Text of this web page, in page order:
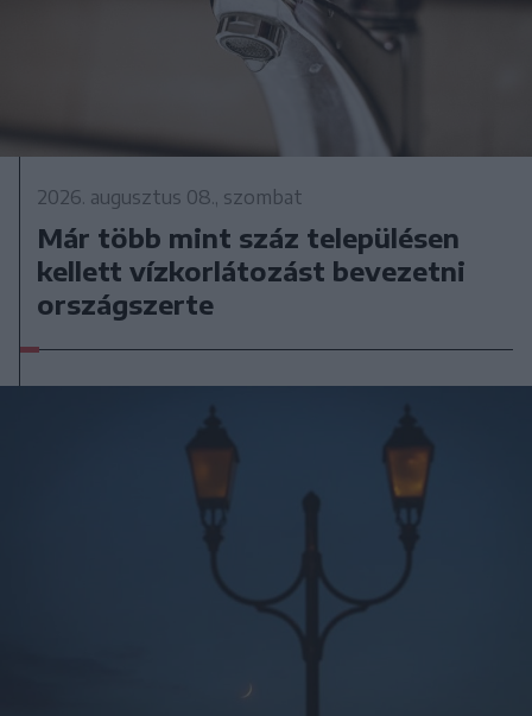
2026. augusztus 08., szombat
Már több mint száz településen
kellett vízkorlátozást bevezetni
országszerte